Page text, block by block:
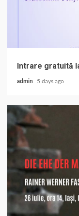
Intrare gratuită
admin 5 days ago